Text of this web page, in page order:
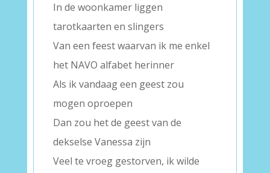
In de woonkamer liggen
tarotkaarten en slingers
Van een feest waarvan ik me enkel
het NAVO alfabet herinner
Als ik vandaag een geest zou
mogen oproepen
Dan zou het de geest van de
dekselse Vanessa zijn
Veel te vroeg gestorven, ik wilde